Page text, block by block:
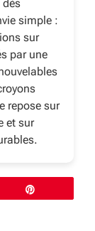
dès
simple :
sur
par une
repose sur
et sur